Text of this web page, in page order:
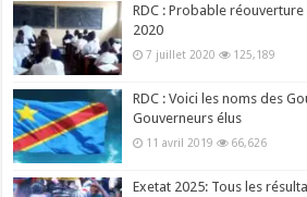
RDC : Probable
2020
7 juillet 2020 125,189
RDC : Voici les noms des
Gouverneurs élus
11 avril 2019 66,626
Exetat 2025: Tous les